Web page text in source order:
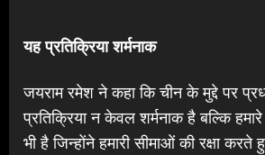
यह प्रतिक्रिया शर्मनाक
जयराम रमेश ने कहा कि चीन के मुद्दे पर
प्रतिक्रिया न केवल शर्मनाक है बल्कि
भी है जिन्होंने हमारी सीमाओं की रक्षा करते